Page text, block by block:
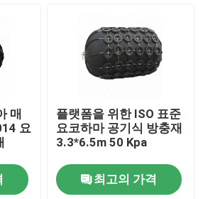
매
요
플랫폼을 위한 ISO 표준
요코하마 공기식 방충재
3.3*6.5m 50 Kpa
최고의 가격